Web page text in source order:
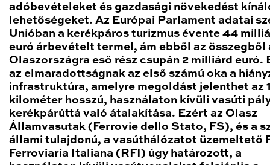
adóbevételeket és gazdasági növekedést
lehetőségeket. Az Európai Parlament adatai
Unióban a kerékpáros turizmus évente 44
euró árbevételt termel, ám ebből az összegből
Olaszországra eső rész csupán 2 milliárd euró.
az elmaradottságnak az első számú oka a
infrastruktúra, amelyre megoldást jelenthet az
kilométer hosszú, használaton kívüli vasúti
kerékpárúttá való átalakítása. Ezért az Olasz
Államvasutak (Ferrovie dello Stato, FS), és a
állami tulajdonú, a vasúthálózatot üzemeltető
Ferroviaria Italiana (RFI) úgy határozott, a